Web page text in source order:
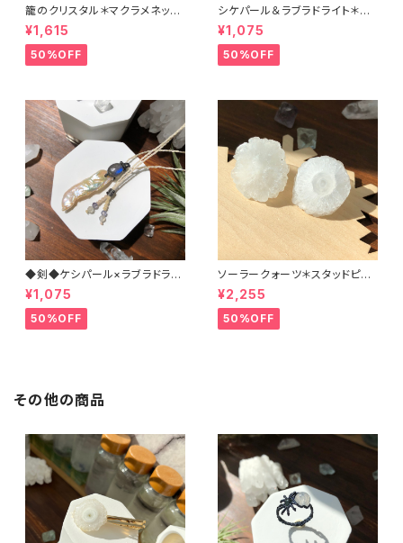
籠のクリスタル＊マクラメネック
レス
¥1,615
50%OFF
シケパール＆ラブラドライト＊マ
クラメペンダント
¥1,075
50%OFF
◆剣◆ケシパール×ラブラドライ
ト＊マクラメペンダント
¥1,075
50%OFF
ソーラークォーツ＊スタッドピア
ス（チタン）
¥2,255
50%OFF
その他の商品